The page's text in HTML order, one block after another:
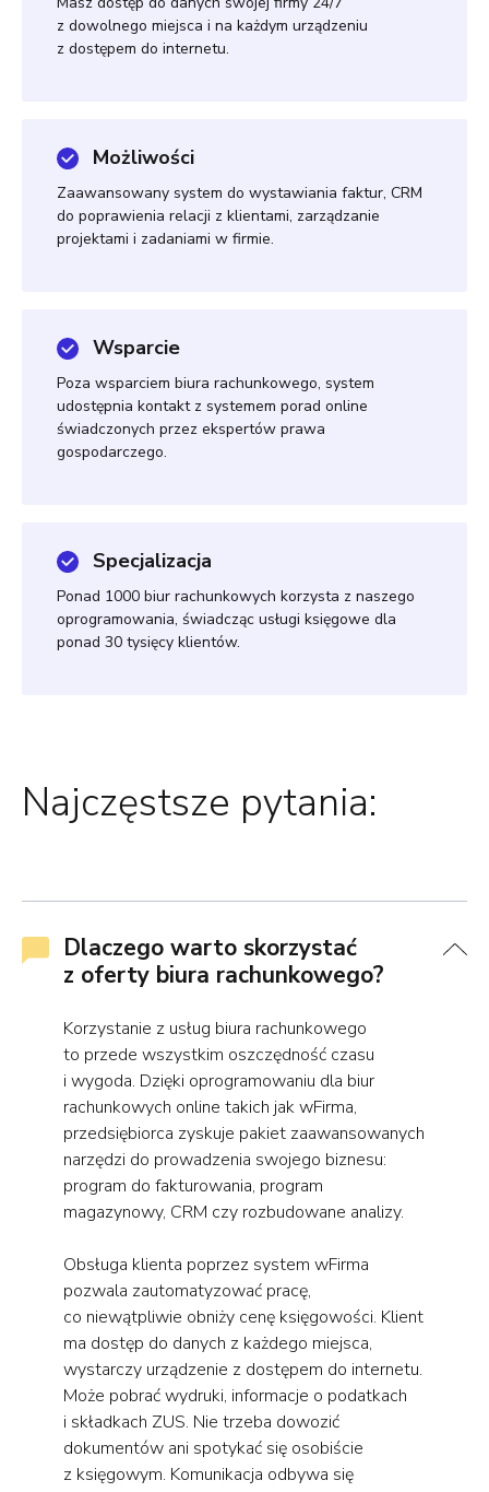
z dowolnego miejsca i na każdym urządzeniu
z dostępem do internetu.
Możliwości
Zaawansowany system do wystawiania faktur, CRM
do poprawienia relacji z klientami, zarządzanie
projektami i zadaniami w firmie.
Wsparcie
Poza wsparciem biura rachunkowego, system
udostępnia kontakt z systemem porad online
świadczonych przez ekspertów prawa
gospodarczego.
Specjalizacja
Ponad 1000 biur rachunkowych korzysta z naszego
oprogramowania, świadcząc usługi księgowe dla
ponad 30 tysięcy klientów.
Najczęstsze pytania:
Dlaczego warto skorzystać
z oferty biura rachunkowego?
Korzystanie z usług biura rachunkowego
to przede wszystkim oszczędność czasu
i wygoda. Dzięki oprogramowaniu dla biur
rachunkowych online takich jak wFirma,
przedsiębiorca zyskuje pakiet zaawansowanych
narzędzi do prowadzenia swojego biznesu:
program do fakturowania, program
magazynowy, CRM czy rozbudowane analizy.
Obsługa klienta poprzez system wFirma
pozwala zautomatyzować pracę,
co niewątpliwie obniży cenę księgowości. Klient
ma dostęp do danych z każdego miejsca,
wystarczy urządzenie z dostępem do internetu.
Może pobrać wydruki, informacje o podatkach
i składkach ZUS. Nie trzeba dowozić
dokumentów ani spotykać się osobiście
z księgowym. Komunikacja odbywa się